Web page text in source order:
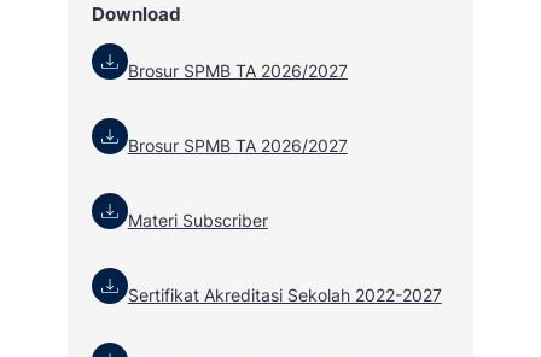
Download
Brosur SPMB TA 2026/2027
Brosur SPMB TA 2026/2027
Materi Subscriber
Sertifikat Akreditasi Sekolah 2022-2027